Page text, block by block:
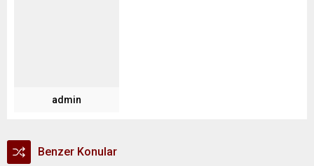
admin
Benzer Konular